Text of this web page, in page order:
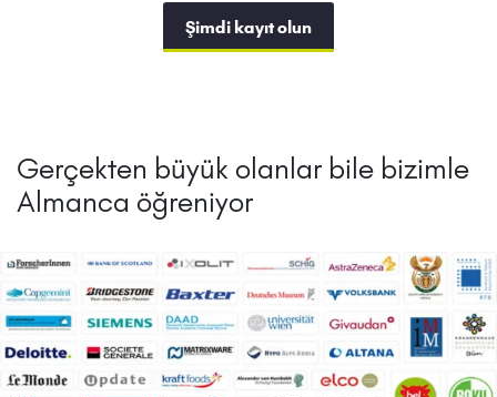
Şimdi kayıt olun
Gerçekten büyük olanlar bile bizimle
Almanca öğreniyor